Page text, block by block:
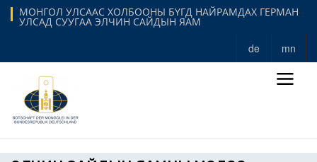
МОНГОЛ УЛСААС ХОЛБООНЫ БҮГД НАЙРАМДАХ ГЕРМАН
УЛСАД СУУГАА ЭЛЧИН САЙДЫН ЯАМ
de mn